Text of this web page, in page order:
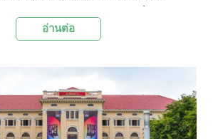
กรรมไทยตั้งตระหง่านบนลานกว้าง
ระนั่งเกล้าเจ้าอยู่หัว รัชกาลที่ 3 โดย
วัดราชนัดดารามวรวิหารเป็นฉาก
อ่านต่อ